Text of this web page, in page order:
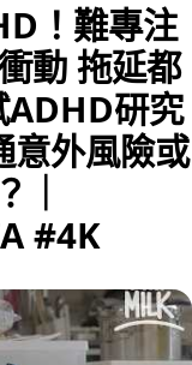
！難專注
動 拖延都
研究
意外風險​或
#4K